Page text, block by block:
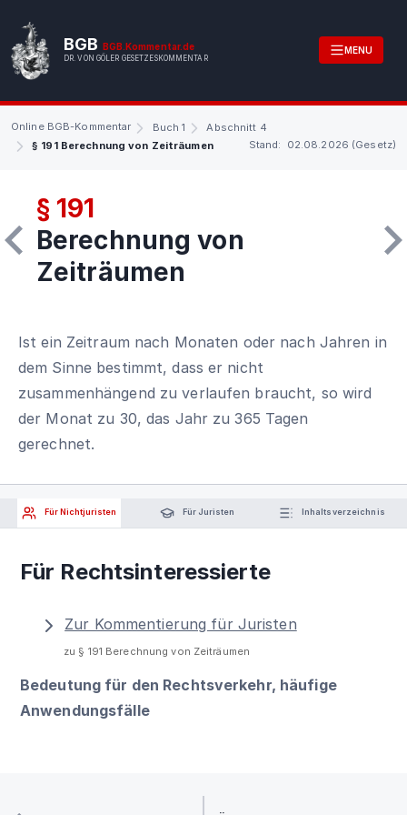
BGB BGB.Kommentar.de
DR. VON GÖLER GESETZESKOMMENTAR
MENU
Online BGB-Kommentar Buch 1
Abschnitt 4
§ 191 Berechnung von Zeiträumen
Stand: 02.08.2026 (Gesetz)
§ 191
Berechnung von
Zeiträumen
Ist ein Zeitraum nach Monaten oder nach Jahren in
dem Sinne bestimmt, dass er nicht
zusammenhängend zu verlaufen braucht, so wird
der Monat zu 30, das Jahr zu 365 Tagen
gerechnet.
Für Nichtjuristen Für Juristen Inhaltsverzeichnis
Für Rechtsinteressierte
Zur Kommentierung für Juristen
zu § 191 Berechnung von Zeiträumen
Bedeutung für den Rechtsverkehr, häufige
Anwendungsfälle